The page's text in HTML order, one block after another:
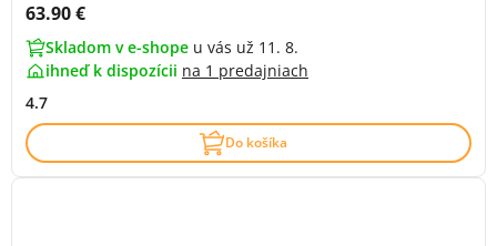
Cena s DPH:
63.90 €
Skladom v e-shope u vás už 11. 8.
ihneď k dispozícii na 1 predajniach
4.7
Do košíka